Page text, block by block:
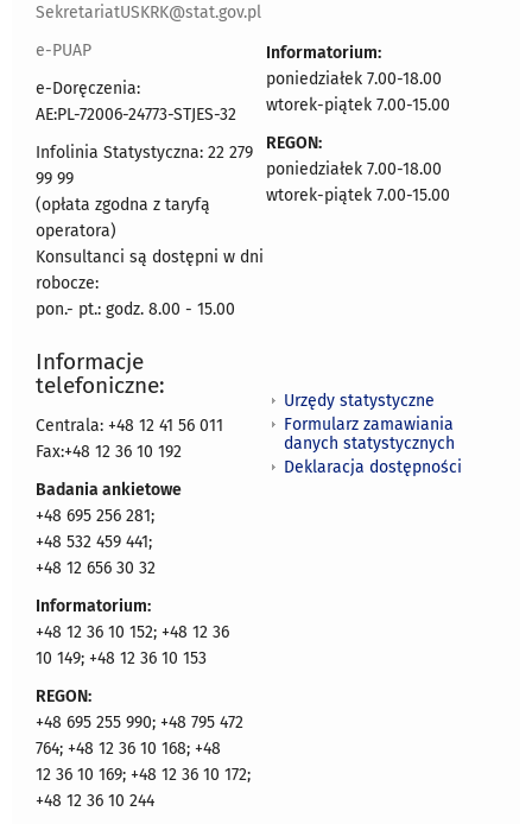
SekretariatUSKRK@stat.gov.pl
e-PUAP
e-Doręczenia:
AE:PL-72006-24773-STJES-32
Infolinia Statystyczna: 22 279
99 99
(opłata zgodna z taryfą
operatora)
Konsultanci są dostępni w dni
robocze:
pon.- pt.: godz. 8.00 - 15.00
Informatorium:
poniedziałek 7.00-18.00
wtorek-piątek 7.00-15.00
REGON:
poniedziałek 7.00-18.00
wtorek-piątek 7.00-15.00
Informacje
telefoniczne:
Centrala: +48 12 41 56 011
Fax:+48 12 36 10 192
Badania ankietowe
+48 695 256 281;
+48 532 459 441;
+48 12 656 30 32
Informatorium:
+48 12 36 10 152; +48 12 36
10 149; +48 12 36 10 153
REGON:
+48 695 255 990; +48 795 472
764; +48 12 36 10 168; +48
12 36 10 169; +48 12 36 10 172;
+48 12 36 10 244
Urzędy statystyczne
Formularz zamawiania
danych statystycznych
Deklaracja dostępności